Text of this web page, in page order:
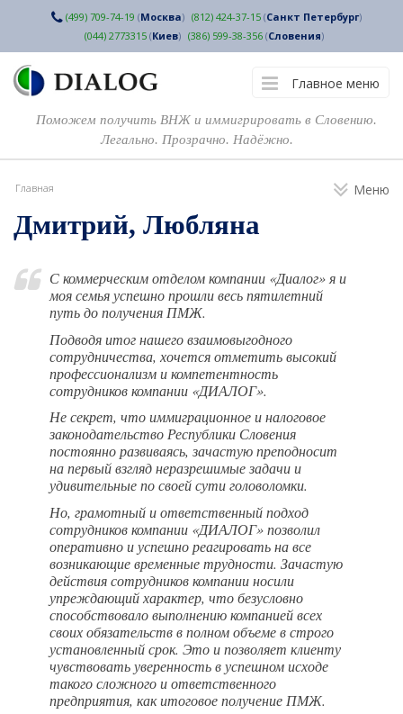
(499) 709-74-19 (Москва) (812) 424-37-15(Санкт Петербург)
(044) 2773315(Киев) (386) 599-38-356(Словения)
Главное меню
Поможем получить ВНЖ и иммигрировать в Словению.
Легально. Прозрачно. Надёжно.
Меню
Главная
Дмитрий, Любляна
С коммерческим отделом компании «Диалог» я и
моя семья успешно прошли весь пятилетний
путь до получения ПМЖ.
Подводя итог нашего взаимовыгодного
сотрудничества, хочется отметить высокий
профессионализм и компетентность
сотрудников компании «ДИАЛОГ».
Не секрет, что иммиграционное и налоговое
законодательство Республики Словения
постоянно развиваясь, зачастую преподносит
на первый взгляд неразрешимые задачи и
удивительные по своей сути головоломки.
Но, грамотный и ответственный подход
сотрудников компании «ДИАЛОГ» позволил
оперативно и успешно реагировать на все
возникающие временные трудности. Зачастую
действия сотрудников компании носили
упреждающий характер, что безусловно
способствовало выполнению компанией всех
своих обязательств в полном объеме в строго
установленный срок. Это и позволяет клиенту
чувствовать уверенность в‏ успешном исходе
такого сложного и ответственного
предприятия, как итоговое получение ПМЖ.